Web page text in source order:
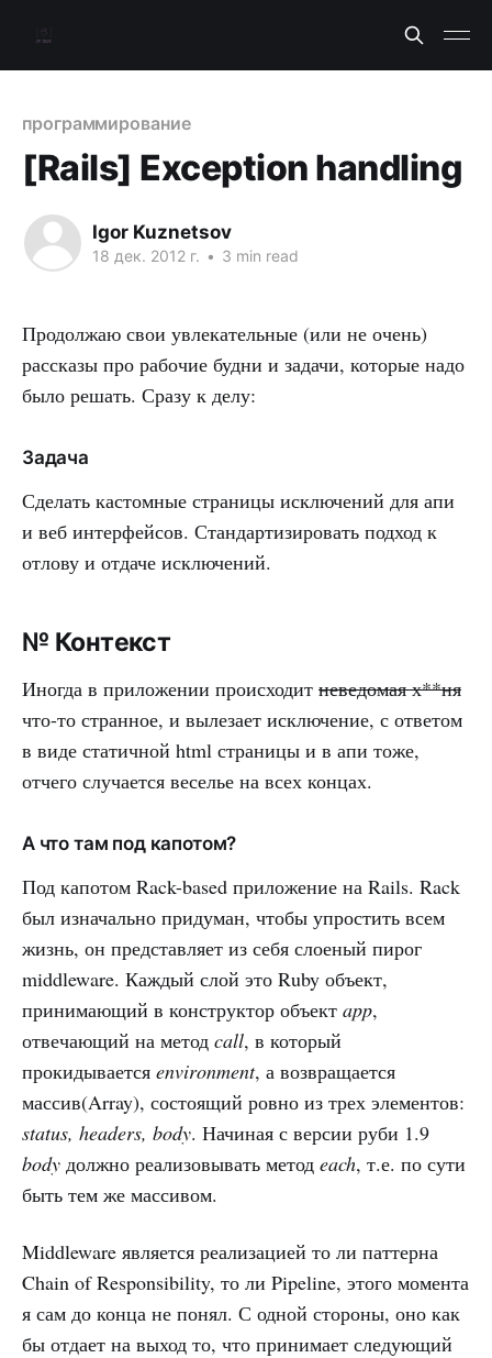
программирование
[Rails] Exception handling
Igor Kuznetsov
18 дек. 2012 г. • 3 min read
Продолжаю свои увлекательные (или не очень)
рассказы про рабочие будни и задачи, которые надо
было решать. Сразу к делу:
Задача
Сделать кастомные страницы исключений для апи
и веб интерфейсов. Стандартизировать подход к
отлову и отдаче исключений.
№ Контекст
Иногда в приложении происходит неведомая х**ня
что-то странное, и вылезает исключение, с ответом
в виде статичной html страницы и в апи тоже,
отчего случается веселье на всех концах.
А что там под капотом?
Под капотом Rack-based приложение на Rails. Rack
был изначально придуман, чтобы упростить всем
жизнь, он представляет из себя слоеный пирог
middleware. Каждый слой это Ruby объект,
принимающий в конструктор объект app,
отвечающий на метод call, в который
прокидывается environment, а возвращается
массив(Array), состоящий ровно из трех элементов:
status, headers, body. Начиная с версии руби 1.9
body должно реализовывать метод each, т.е. по сути
быть тем же массивом.
Middleware является реализацией то ли паттерна
Chain of Responsibility, то ли Pipeline, этого момента
я сам до конца не понял. С одной стороны, оно как
бы отдает на выход то, что принимает следующий